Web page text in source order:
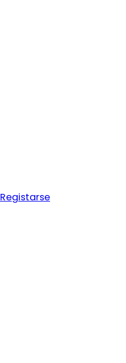
Registarse